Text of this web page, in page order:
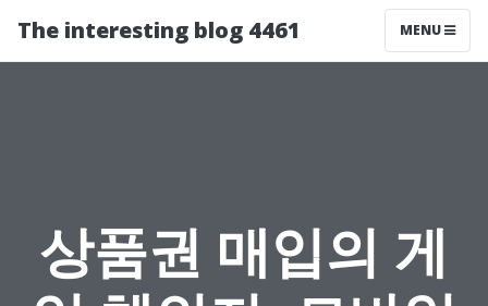
The interesting blog 4461 MENU
상품권 매입의 게